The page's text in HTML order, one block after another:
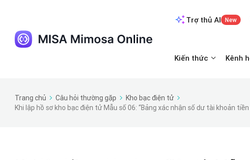
Trợ thủ AI New
Kiến thức Kênh
Trang chủ Câu hỏi thường gặp
Kho bạc điện tử
Khi lập hồ sơ kho bạc điện tử Mẫu số 06: “Bảng xác nhận số dư tài khoản